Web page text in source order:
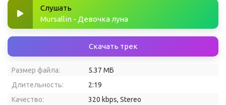
Слушать
Mursallin - Девочка луна
Скачать трек
Размер файла:
5.37 МБ
Длительность:
2:19
Качество:
320 kbps, Stereo